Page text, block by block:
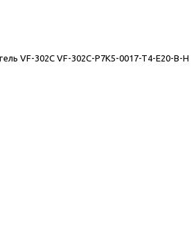
VF-302С VF-302C-P7K5-0017-T4-E20-B-H